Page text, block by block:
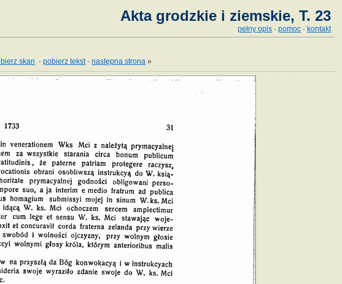
Akta grodzkie i ziemskie, T. 23
pełny opis · pomoc · kontakt
skan ·pobierz tekst·następna strona »